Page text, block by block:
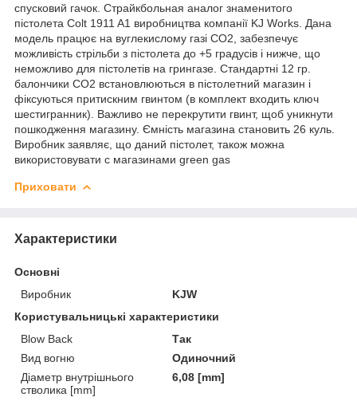
спусковий гачок. Страйкбольная аналог знаменитого
пістолета Colt 1911 A1 виробництва компанії KJ Works. Дана
модель працює на вуглекислому газі CO2, забезпечує
можливість стрільби з пістолета до +5 градусів і нижче, що
неможливо для пістолетів на грингазе. Стандартні 12 гр.
балончики CO2 встановлюються в пістолетний магазин і
фіксуються притискним гвинтом (в комплект входить ключ
шестигранник). Важливо не перекрутити гвинт, щоб уникнути
пошкодження магазину. Ємність магазина становить 26 куль.
Виробник заявляє, що даний пістолет, також можна
використовувати c магазинами green gas
Приховати
Характеристики
Основні
Виробник
KJW
Користувальницькі характеристики
Blow Back
Так
Вид вогню
Одиночний
Діаметр внутрішнього
стволика [mm]
6,08 [mm]